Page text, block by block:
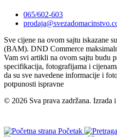
065/602-603
Sve cijene na ovom sajtu iskazane
(BAM). DND Commerce
Vam svi artikli na ovom sajtu budu
specifikacija, fotografijama i
da su sve navedene informacije i
potpunosti ispravne
© 2026 Sva prava zadržana. Izrada
Početak